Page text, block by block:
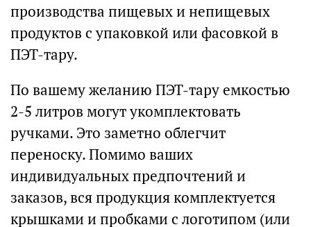
производства пищевых и непищевых
продуктов с упаковкой или фасовкой в
ПЭТ-тару.
По вашему желанию ПЭТ-тару емкостью
2-5 литров могут укомплектовать
ручками. Это заметно облегчит
переноску. Помимо ваших
индивидуальных предпочтений и
заказов, вся продукция комплектуется
крышками и пробками с логотипом (или